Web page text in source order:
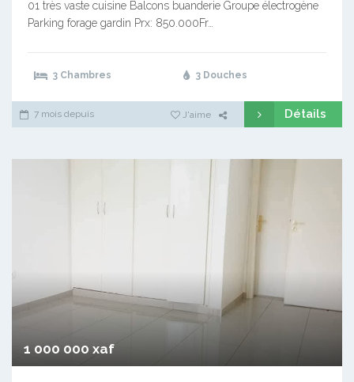
01 très vaste cuisine Balcons buanderie Groupe électrogène
Parking forage gardin Prx: 850.000Fr…
3 Chambres 3 Douches
7 mois depuis J'aime Détails
1 000 000 xaf